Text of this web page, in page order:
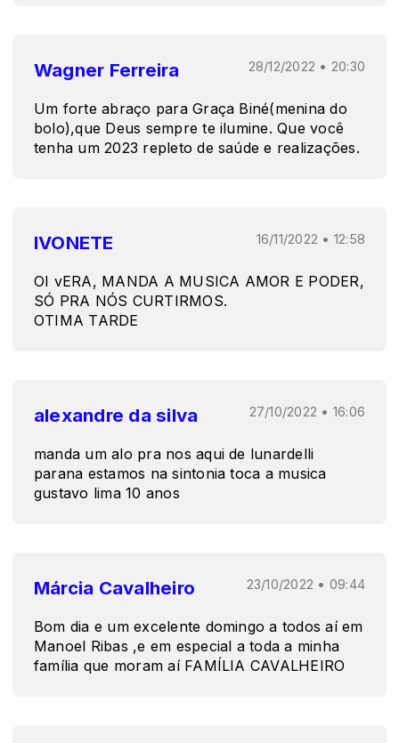
Wagner Ferreira 28/12/2022 • 20:30
Um forte abraço para Graça Biné(menina do
bolo),que Deus sempre te ilumine. Que você
tenha um 2023 repleto de saúde e realizações.
IVONETE 16/11/2022 • 12:58
OI vERA, MANDA A MUSICA AMOR E PODER,
SÓ PRA NÓS CURTIRMOS.
OTIMA TARDE
alexandre da silva 27/10/2022 • 16:06
manda um alo pra nos aqui de lunardelli
parana estamos na sintonia toca a musica
gustavo lima 10 anos
Márcia Cavalheiro 23/10/2022 • 09:44
Bom dia e um excelente domingo a todos aí em
Manoel Ribas ,e em especial a toda a minha
família que moram aí FAMÍLIA CAVALHEIRO